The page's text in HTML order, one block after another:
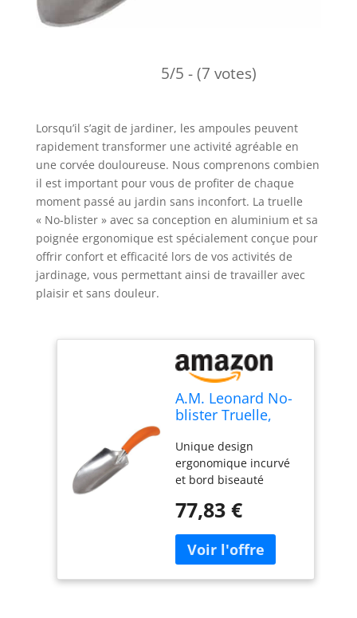
5/5 - (7 votes)
Lorsqu’il s’agit de jardiner, les ampoules peuvent
rapidement transformer une activité agréable en
une corvée douloureuse. Nous comprenons combien
il est important pour vous de profiter de chaque
moment passé au jardin sans inconfort. La truelle
« No-blister » avec sa conception en aluminium et sa
poignée ergonomique est spécialement conçue pour
offrir confort et efficacité lors de vos activités de
jardinage, vous permettant ainsi de travailler avec
plaisir et sans douleur.
A.M. Leonard No-
blister Truelle,
en aluminium,
poignée
ergonomique
Unique design
ergonomique incurvé
et bord biseauté
creuser. A une et
scientifiquement
conçus pour prévenir
la formation
77,83 €